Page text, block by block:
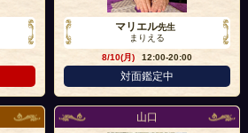
マリエル先生
まりえる
8/10(月)
12:00-20:00
対面鑑定中
山口